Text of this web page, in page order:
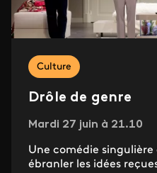
Culture
Drôle de genre
Mardi 27 juin à 21.10
Une comédie
ébranler les idées